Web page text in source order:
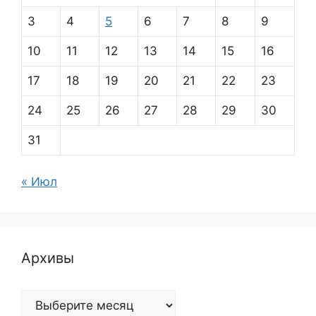
3 4 5 6 7 8 9
10 11 12 13 14 15 16
17 18 19 20 21 22 23
24 25 26 27 28 29 30
31
« Июл
Архивы
Архивы